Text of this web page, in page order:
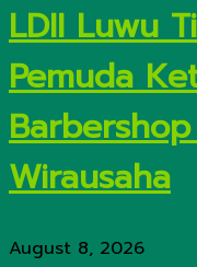
LDII Luwu
Pemuda
Wirausaha
August 8, 2026